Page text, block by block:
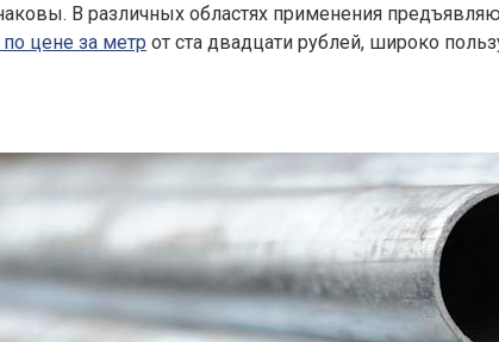
В различных областях применения
цене за метр от ста двадцати рублей, широко